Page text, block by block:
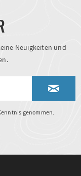
Neuigkeiten und
genommen.